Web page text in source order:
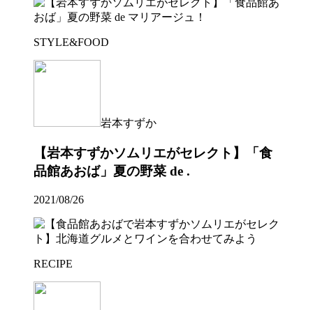
STYLE&FOOD
岩本すずか
【岩本すずかソムリエがセレクト】「食
品館あおば」夏の野菜 de .
2021/08/26
RECIPE